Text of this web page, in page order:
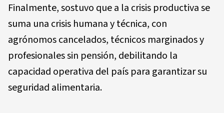
Finalmente, sostuvo que a la crisis productiva se
suma una crisis humana y técnica, con
agrónomos cancelados, técnicos marginados y
profesionales sin pensión, debilitando la
capacidad operativa del país para garantizar su
seguridad alimentaria.